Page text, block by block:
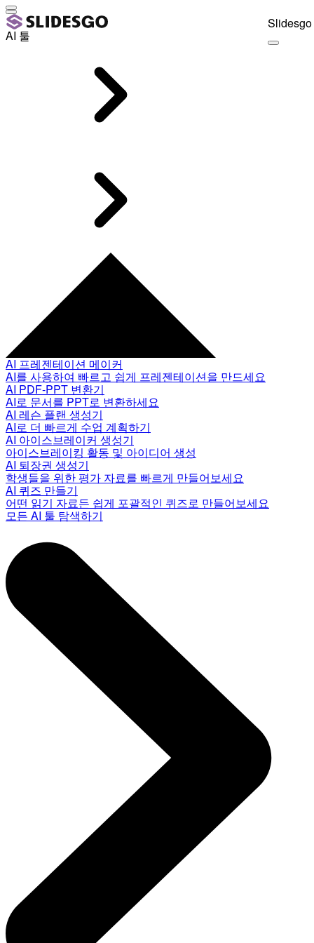
AI 툴
AI 프레젠테이션 메이커
AI를 사용하여 빠르고 쉽게 프레젠테이션을 만드세요
AI PDF-PPT 변환기
AI로 문서를 PPT로 변환하세요
AI 레슨 플랜 생성기
AI로 더 빠르게 수업 계획하기
AI 아이스브레이커 생성기
아이스브레이킹 활동 및 아이디어 생성
AI 퇴장권 생성기
학생들을 위한 평가 자료를 빠르게 만들어보세요
AI 퀴즈 만들기
어떤 읽기 자료든 쉽게 포괄적인 퀴즈로 만들어보세요
모든 AI 툴 탐색하기